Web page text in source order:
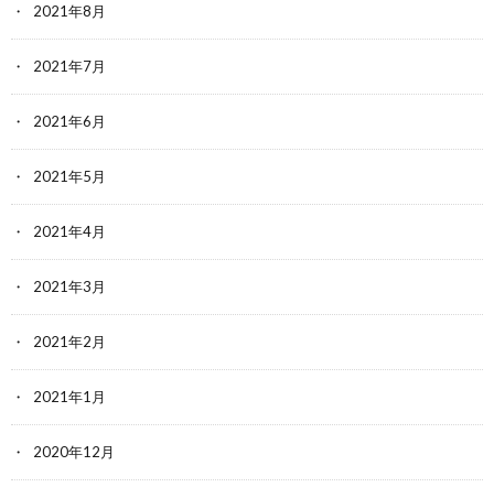
2021年8月
2021年7月
2021年6月
2021年5月
2021年4月
2021年3月
2021年2月
2021年1月
2020年12月